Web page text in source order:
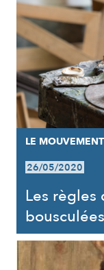
LE
26/05/2020
Les règles
bousculées